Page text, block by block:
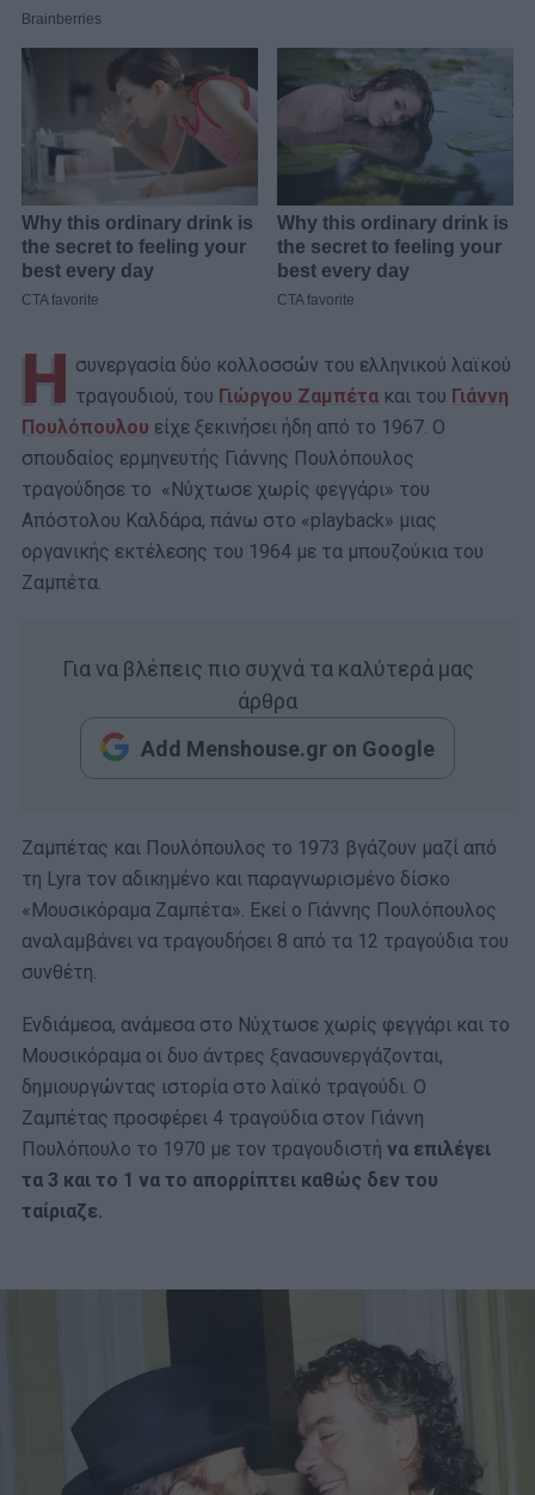
H συνεργασία δύο κολλοσσών του ελληνικού λαϊκού
τραγουδιού, του Γιώργου Ζαμπέτα και του Γιάννη
Πουλόπουλου είχε ξεκινήσει ήδη από το 1967. Ο
σπουδαίος ερμηνευτής Γιάννης Πουλόπουλος
τραγούδησε το «Νύχτωσε χωρίς φεγγάρι» του
Απόστολου Καλδάρα, πάνω στο «playback» μιας
οργανικής εκτέλεσης του 1964 με τα μπουζούκια του
Ζαμπέτα.
Για να βλέπεις πιο συχνά τα καλύτερά μας
άρθρα
Add Menshouse.gr on Google
Ζαμπέτας και Πουλόπουλος το 1973 βγάζουν μαζί από
τη Lyra τον αδικημένο και παραγνωρισμένο δίσκο
«Μουσικόραμα Ζαμπέτα». Εκεί ο Γιάννης Πουλόπουλος
αναλαμβάνει να τραγουδήσει 8 από τα 12 τραγούδια του
συνθέτη.
Ενδιάμεσα, ανάμεσα στο Νύχτωσε χωρίς φεγγάρι και το
Μουσικόραμα οι δυο άντρες ξανασυνεργάζονται,
δημιουργώντας ιστορία στο λαϊκό τραγούδι. Ο
Ζαμπέτας προσφέρει 4 τραγούδια στον Γιάννη
Πουλόπουλο το 1970 με τον τραγουδιστή να επιλέγει
τα 3 και το 1 να το απορρίπτει καθώς δεν του
ταίριαζε.